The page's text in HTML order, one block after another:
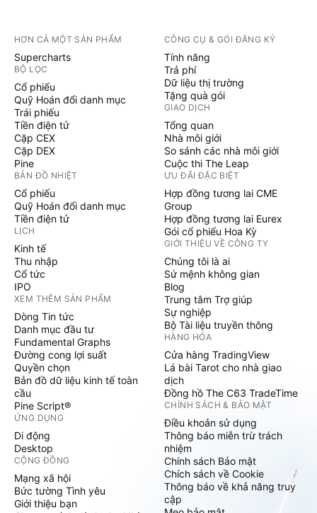
HƠN CẢ MỘT SẢN PHẨM
Supercharts
BỘ LỌC
Cổ phiếu
Quỹ Hoán đổi danh mục
Trái phiếu
Tiền điện tử
Cặp CEX
Cặp DEX
Pine
BẢN ĐỒ NHIỆT
Cổ phiếu
Quỹ Hoán đổi danh mục
Tiền điện tử
LỊCH
Kinh tế
Thu nhập
Cổ tức
IPO
XEM THÊM SẢN PHẨM
Dòng Tin tức
Danh mục đầu tư
Fundamental Graphs
Đường cong lợi suất
Quyền chọn
Bản đồ dữ liệu kinh tế toàn
cầu
Pine Script®
ỨNG DỤNG
Di động
Desktop
CỘNG ĐỒNG
Mạng xã hội
Bức tường Tình yêu
Giới thiệu bạn
CÔNG CỤ & GÓI ĐĂNG KÝ
Tính năng
Trả phí
Dữ liệu thị trường
Tặng quà gói
GIAO DỊCH
Tổng quan
Nhà môi giới
So sánh các nhà môi giới
Cuộc thi The Leap
ƯU ĐÃI ĐẶC BIỆT
Hợp đồng tương lai CME
Group
Hợp đồng tương lai Eurex
Gói cổ phiếu Hoa Kỳ
GIỚI THIỆU VỀ CÔNG TY
Chúng tôi là ai
Sứ mệnh không gian
Blog
Trung tâm Trợ giúp
Sự nghiệp
Bộ Tài liệu truyền thông
HÀNG HÓA
Cửa hàng TradingView
Lá bài Tarot cho nhà giao
dịch
Đồng hồ The C63 TradeTime
CHÍNH SÁCH & BẢO MẬT
Điều khoản sử dụng
Thông báo miễn trừ trách
nhiệm
Chính sách Bảo mật
Chích sách về Cookie
Thông báo về khả năng truy
cập